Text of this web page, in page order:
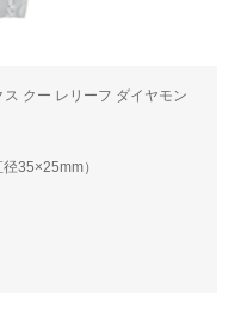
クー レリーフ ダイヤモン
35×25mm）